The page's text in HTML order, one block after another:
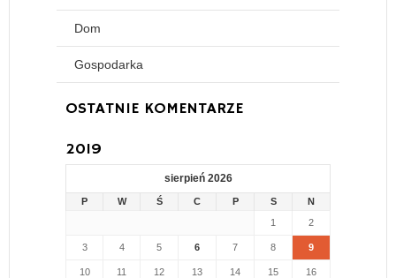
Dom
Gospodarka
OSTATNIE KOMENTARZE
2019
sierpień 2026
P W Ś C P S
N
1
2
3 4 5 6 7 8 9
10 11 12 13 14 15 16